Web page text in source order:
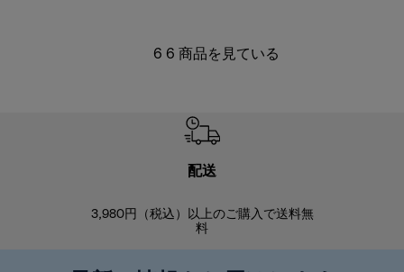
6 6 商品を見ている
配送
3,980円（税込）以上のご購入で送料無
料